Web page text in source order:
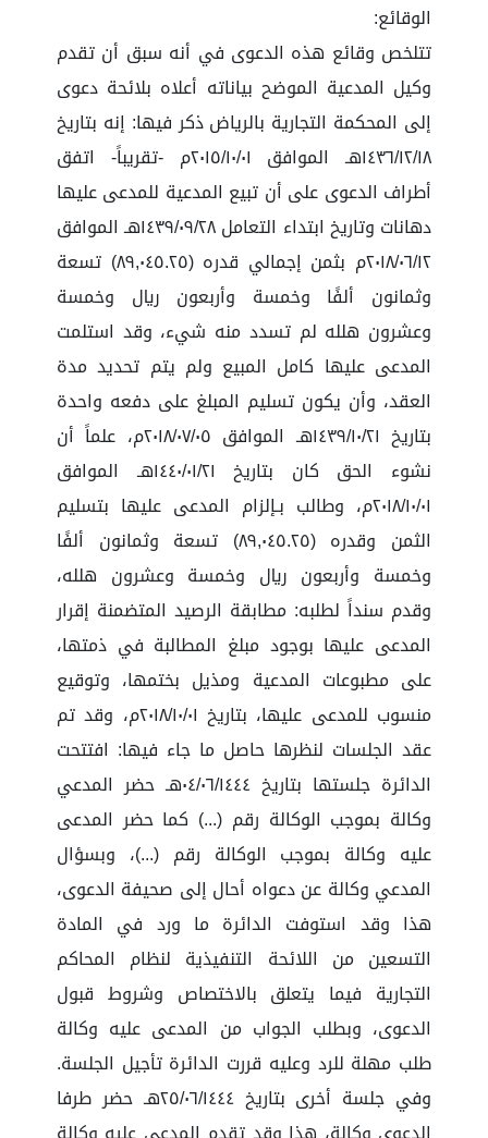
الوقائع:
تتلخص وقائع هذه الدعوى في أنه سبق أن تقدم
وكيل المدعية الموضح بياناته أعلاه بلائحة دعوى
إلى المحكمة التجارية بالرياض ذكر فيها: إنه بتاريخ
١٤٣٦/١٢/١٨هـ الموافق ٢٠١٥/١٠/٠١م -تقريباً- اتفق
أطراف الدعوى على أن تبيع المدعية للمدعى عليها
دهانات وتاريخ ابتداء التعامل ١٤٣٩/٠٩/٢٨هـ الموافق
٢٠١٨/٠٦/١٢م بثمن إجمالي قدره (٨٩,٠٤٥.٢٥) تسعة
وثمانون ألفًا وخمسة وأربعون ريال وخمسة
وعشرون هلله لم تسدد منه شيء، وقد استلمت
المدعى عليها كامل المبيع ولم يتم تحديد مدة
العقد، وأن يكون تسليم المبلغ على دفعه واحدة
بتاريخ ١٤٣٩/١٠/٢١هـ الموافق ٢٠١٨/٠٧/٠٥م، علماً أن
نشوء الحق كان بتاريخ ١٤٤٠/٠١/٢١هـ الموافق
٢٠١٨/١٠/٠١م، وطالب بـإلزام المدعى عليها بتسليم
الثمن وقدره (٨٩,٠٤٥.٢٥) تسعة وثمانون ألفًا
وخمسة وأربعون ريال وخمسة وعشرون هلله،
وقدم سنداً لطلبه: مطابقة الرصيد المتضمنة إقرار
المدعى عليها بوجود مبلغ المطالبة في ذمتها،
على مطبوعات المدعية ومذيل بختمها، وتوقيع
منسوب للمدعى عليها، بتاريخ ٢٠١٨/١٠/٠١م، وقد تم
عقد الجلسات لنظرها حاصل ما جاء فيها: افتتحت
الدائرة جلستها بتاريخ ٠٤/٠٦/١٤٤٤هـ حضر المدعي
وكالة بموجب الوكالة رقم (...) كما حضر المدعى
عليه وكالة بموجب الوكالة رقم (...)، وبسؤال
المدعي وكالة عن دعواه أحال إلى صحيفة الدعوى،
هذا وقد استوفت الدائرة ما ورد في المادة
التسعين من اللائحة التنفيذية لنظام المحاكم
التجارية فيما يتعلق بالاختصاص وشروط قبول
الدعوى، وبطلب الجواب من المدعى عليه وكالة
طلب مهلة للرد وعليه قررت الدائرة تأجيل الجلسة.
وفي جلسة أخرى بتاريخ ٢٥/٠٦/١٤٤٤هـ حضر طرفا